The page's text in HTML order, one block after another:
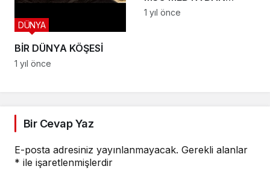
BİR DÜNYA KÖŞESİ
DÜNYA
1 yıl önce
EFSUNLU BİR
1 yıl önce
Bir Cevap Yaz
E-posta adresiniz yayınlanmayacak. Gerekli alanlar
* ile işaretlenmişlerdir